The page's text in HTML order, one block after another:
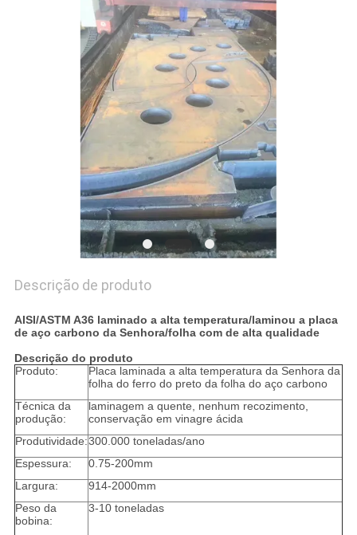
PRIVACY
Descrição de produto
AISI/ASTM A36 laminado a alta temperatura/laminou a placa
de aço carbono da Senhora/folha com de alta qualidade
Descrição do produto
Produto:
Placa laminada a alta temperatura da Senhora da
folha do ferro do preto da folha do aço carbono
Técnica da
produção:
laminagem a quente, nenhum recozimento,
conservação em vinagre ácida
Produtividade:300.000 toneladas/ano
Espessura:
0.75-200mm
Largura:
914-2000mm
Peso da
bobina:
3-10 toneladas